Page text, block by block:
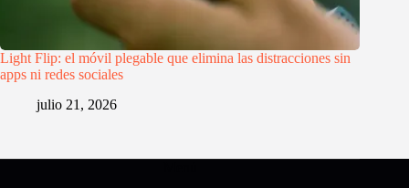
Light Flip: el móvil plegable que elimina las distracciones sin
apps ni redes sociales
julio 21, 2026